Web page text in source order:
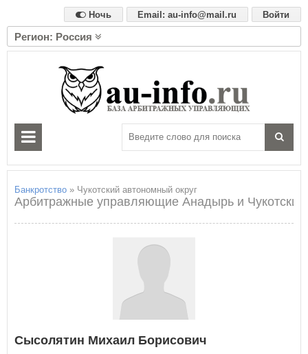
Войти
Email: au-info@mail.ru
Ночь
Регион: Россия
Алтайский край
Амурская область
Архангельская область
Астраханская область
Б
Белгородская область
Еврейская автономная область
З
Банкротство » Чукотский автономный округ
Арбитражные управляющие Анадырь и Чукотский
Сысолятин Михаил Борисович